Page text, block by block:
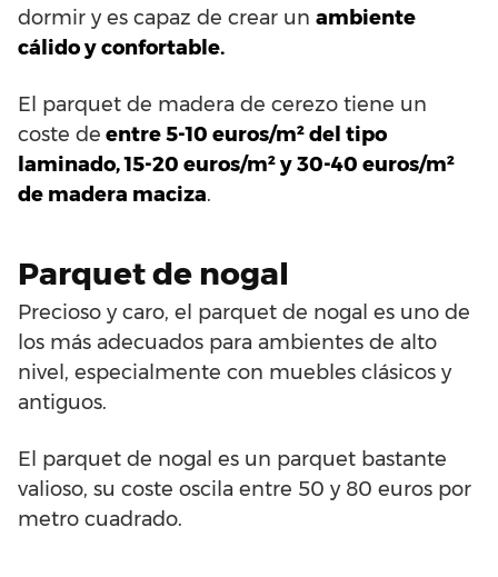
dormir y es capaz de crear un ambiente
cálido y confortable.
El parquet de madera de cerezo tiene un
coste de entre 5-10 euros/m² del tipo
laminado, 15-20 euros/m² y 30-40 euros/m²
de madera maciza.
Parquet de nogal
Precioso y caro, el parquet de nogal es uno de
los más adecuados para ambientes de alto
nivel, especialmente con muebles clásicos y
antiguos.
El parquet de nogal es un parquet bastante
valioso, su coste oscila entre 50 y 80 euros por
metro cuadrado.